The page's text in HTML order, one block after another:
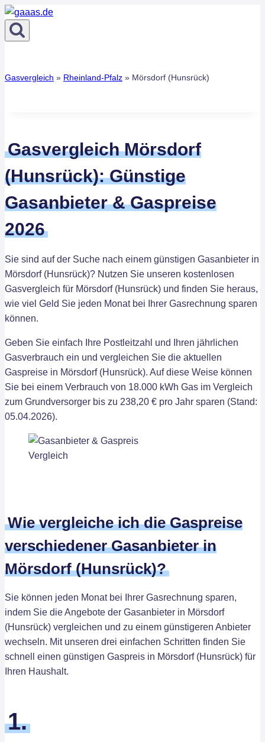
Zum
Inhalt
springen
Gasvergleich » Rheinland-Pfalz » Mörsdorf (Hunsrück)
Gasvergleich Mörsdorf
(Hunsrück): Günstige
Gasanbieter & Gaspreise
2026
Sie sind auf der Suche nach einem günstigen Gasanbieter in
Mörsdorf (Hunsrück)? Nutzen Sie unseren kostenlosen
Gasvergleich für Mörsdorf (Hunsrück) und finden Sie heraus,
wie viel Geld Sie jeden Monat bei Ihrer Gasrechnung sparen
können.
Geben Sie einfach Ihre Postleitzahl und Ihren jährlichen
Gasverbrauch ein und vergleichen Sie die aktuellen
Gaspreise in Mörsdorf (Hunsrück). Auf diese Weise können
Sie bei einem Verbrauch von 18.000 kWh Gas im Vergleich
zum Grundversorger bis zu 238,20 € pro Jahr sparen (Stand:
05.04.2026).
Wie vergleiche ich die Gaspreise
verschiedener Gasanbieter in
Mörsdorf (Hunsrück)?
Sie können jeden Monat bei Ihrer Gasrechnung sparen,
indem Sie die Angebote der Gasanbieter in Mörsdorf
(Hunsrück) vergleichen und zu einem günstigeren Anbieter
wechseln. Mit unseren drei einfachen Schritten finden Sie
schnell einen günstigen Gaspreis in Mörsdorf (Hunsrück) für
Ihren Haushalt.
1.